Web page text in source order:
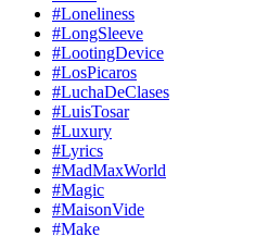
#Loneliness
#LongSleeve
#LootingDevice
#LosPicaros
#LuchaDeClases
#LuisTosar
#Luxury
#Lyrics
#MadMaxWorld
#Magic
#MaisonVide
#Make